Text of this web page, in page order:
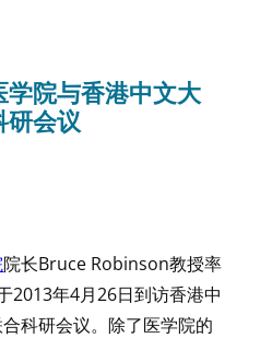
院与香港中文大
研会议
院长Bruce Robinson教授率
2013年4月26日到访香港中
科研会议。除了医学院的